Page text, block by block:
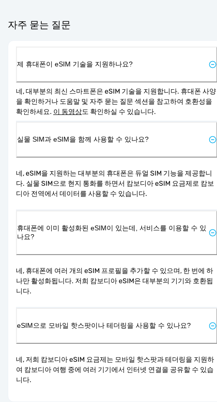
자주 묻는 질문
제 휴대폰이 eSIM 기술을 지원하나요?
네, 대부분의 최신 스마트폰은 eSIM 기술을 지원합니다. 휴대폰 사양
을 확인하거나 도움말 및 자주 묻는 질문 섹션을 참고하여 호환성을
확인하세요. 이 동영상도 확인하실 수 있습니다.
실물 SIM과 eSIM을 함께 사용할 수 있나요?
네, eSIM을 지원하는 대부분의 휴대폰은 듀얼 SIM 기능을 제공합니
다. 실물 SIM으로 현지 통화를 하면서 캄보디아 eSIM 요금제로 캄보
디아 전역에서 데이터를 사용할 수 있습니다.
휴대폰에 이미 활성화된 eSIM이 있는데, 서비스를 이용할 수 있
나요?
네, 휴대폰에 여러 개의 eSIM 프로필을 추가할 수 있으며, 한 번에 하
나만 활성화됩니다. 저희 캄보디아 eSIM은 대부분의 기기와 호환됩
니다.
eSIM으로 모바일 핫스팟이나 테더링을 사용할 수 있나요?
네, 저희 캄보디아 eSIM 요금제는 모바일 핫스팟과 테더링을 지원하
여 캄보디아 여행 중에 여러 기기에서 인터넷 연결을 공유할 수 있습
니다.